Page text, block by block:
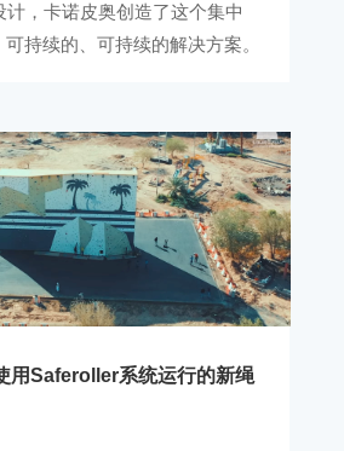
计，卡诺皮奥创造了这个集中
持续的、可持续的解决方案。
用Saferoller系统运行的新绳